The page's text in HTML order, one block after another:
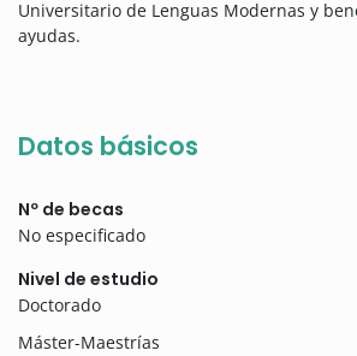
Universitario de Lenguas Modernas y
ayudas.
Datos básicos
Nº de becas
No especificado
Nivel de estudio
Doctorado
Máster-Maestrías